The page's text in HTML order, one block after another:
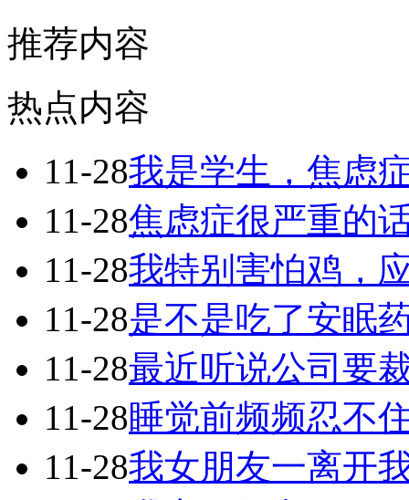
推荐内容
热点内容
11-28我是学生，焦虑
11-28焦虑症很严重的
11-28我特别害怕鸡，
11-28是不是吃了安眠
11-28最近听说公司要
11-28睡觉前频频忍不
11-28我女朋友一离开